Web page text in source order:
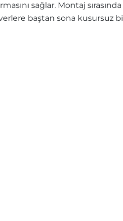
sağlar. Montaj
baştan sona